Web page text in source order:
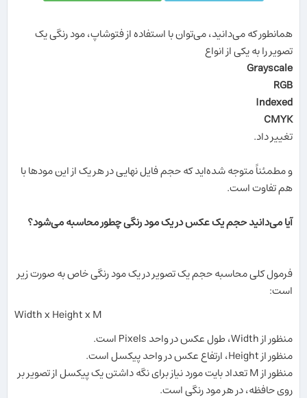
همانطور که می‌دانید، می‌توان با استفاده از فتوشاپ، مود رنگی یک
تصویر را به یکی از انواع
Grayscale
RGB
Indexed
CMYK
تغییر داد.
و مطمئناً متوجه شده‌اید که حجم فایل نهایی در هر یک از این مودها با
هم تفاوت است.
آیا می‌دانید حجم یک عکس در یک مود رنگی چطور محاسبه می‌شود؟
فرمول کلی محاسبه حجم یک تصویر در یک مود رنگی خاص به صورت زیر
است:
Width x Height x M
منظور از Width، طول عکس در واحد Pixels است.
منظور از Height، ارتفاع عکس در واحد پیکسل است.
منظور از M تعداد بایت مورد نیاز برای نگه داشتن یک پیکسل از تصویر بر
روی حافظه، در هر مود رنگی است.